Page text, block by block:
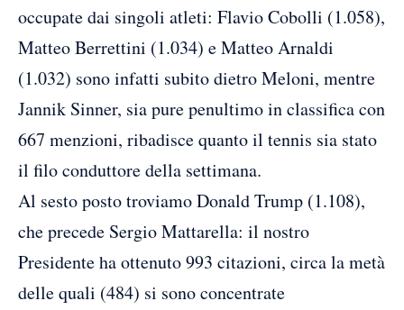
occupate dai singoli atleti: Flavio Cobolli (1.058),
Matteo Berrettini (1.034) e Matteo Arnaldi
(1.032) sono infatti subito dietro Meloni, mentre
Jannik Sinner, sia pure penultimo in classifica con
667 menzioni, ribadisce quanto il tennis sia stato
il filo conduttore della settimana.
Al sesto posto troviamo Donald Trump (1.108),
che precede Sergio Mattarella: il nostro
Presidente ha ottenuto 993 citazioni, circa la metà
delle quali (484) si sono concentrate